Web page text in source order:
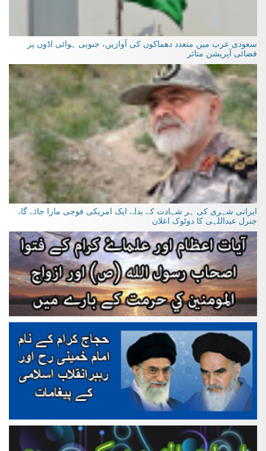
سعودی عرب میں متعدد دھماکوں کی آوازیں، جنوبی ہوائی اڈوں پر
فضائی آپریشن متاثر
ایرانی شہری کی ہر شہادت کے بدلے ایک امریکی فوجی مارا جائے گا،
جنرل عبداللہی کا دوٹوک اعلان